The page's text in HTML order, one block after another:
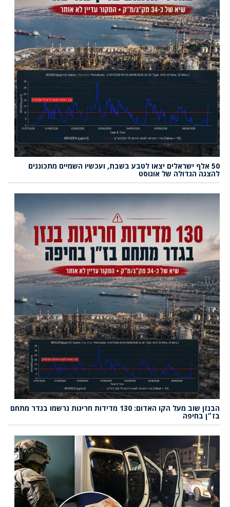
50 אלף ישראלים יצאו לטבע בשבת, ועכשיו השמיים מתכוננים
להצגה הגדולה של אוגוסט
הבנזן שוב מעל הקו האדום: 130 מדידות חריגות נרשמו בגדר מתחם
בז״ן בחיפה